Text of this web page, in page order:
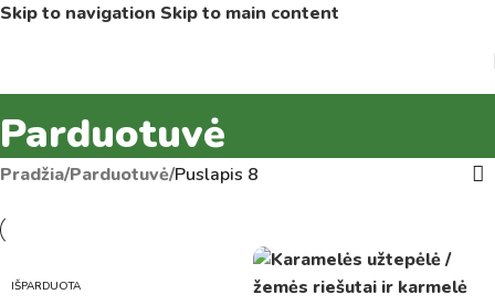
Skip to navigation Skip to main content
Parduotuvė
Pradžia/Parduotuvė/Puslapis 8
IŠPARDUOTA